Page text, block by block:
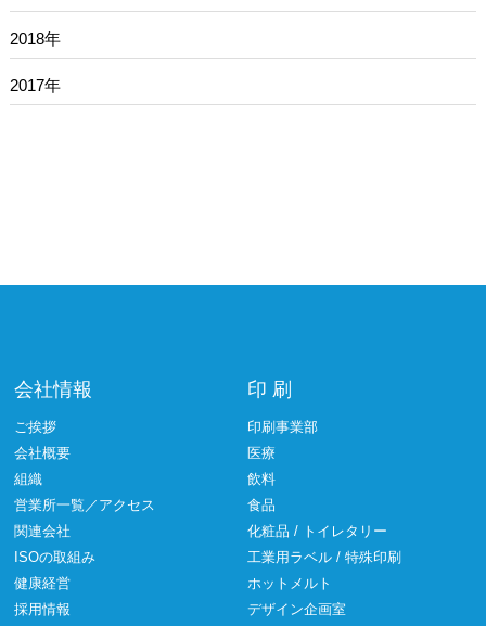
2018年
2017年
会社情報
ご挨拶
会社概要
組織
営業所一覧／アクセス
関連会社
ISOの取組み
健康経営
採用情報
印 刷
印刷事業部
医療
飲料
食品
化粧品 / トイレタリー
工業用ラベル / 特殊印刷
ホットメルト
デザイン企画室